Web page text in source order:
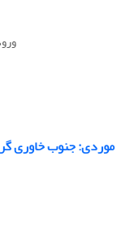
موردی: جنوب خاوری